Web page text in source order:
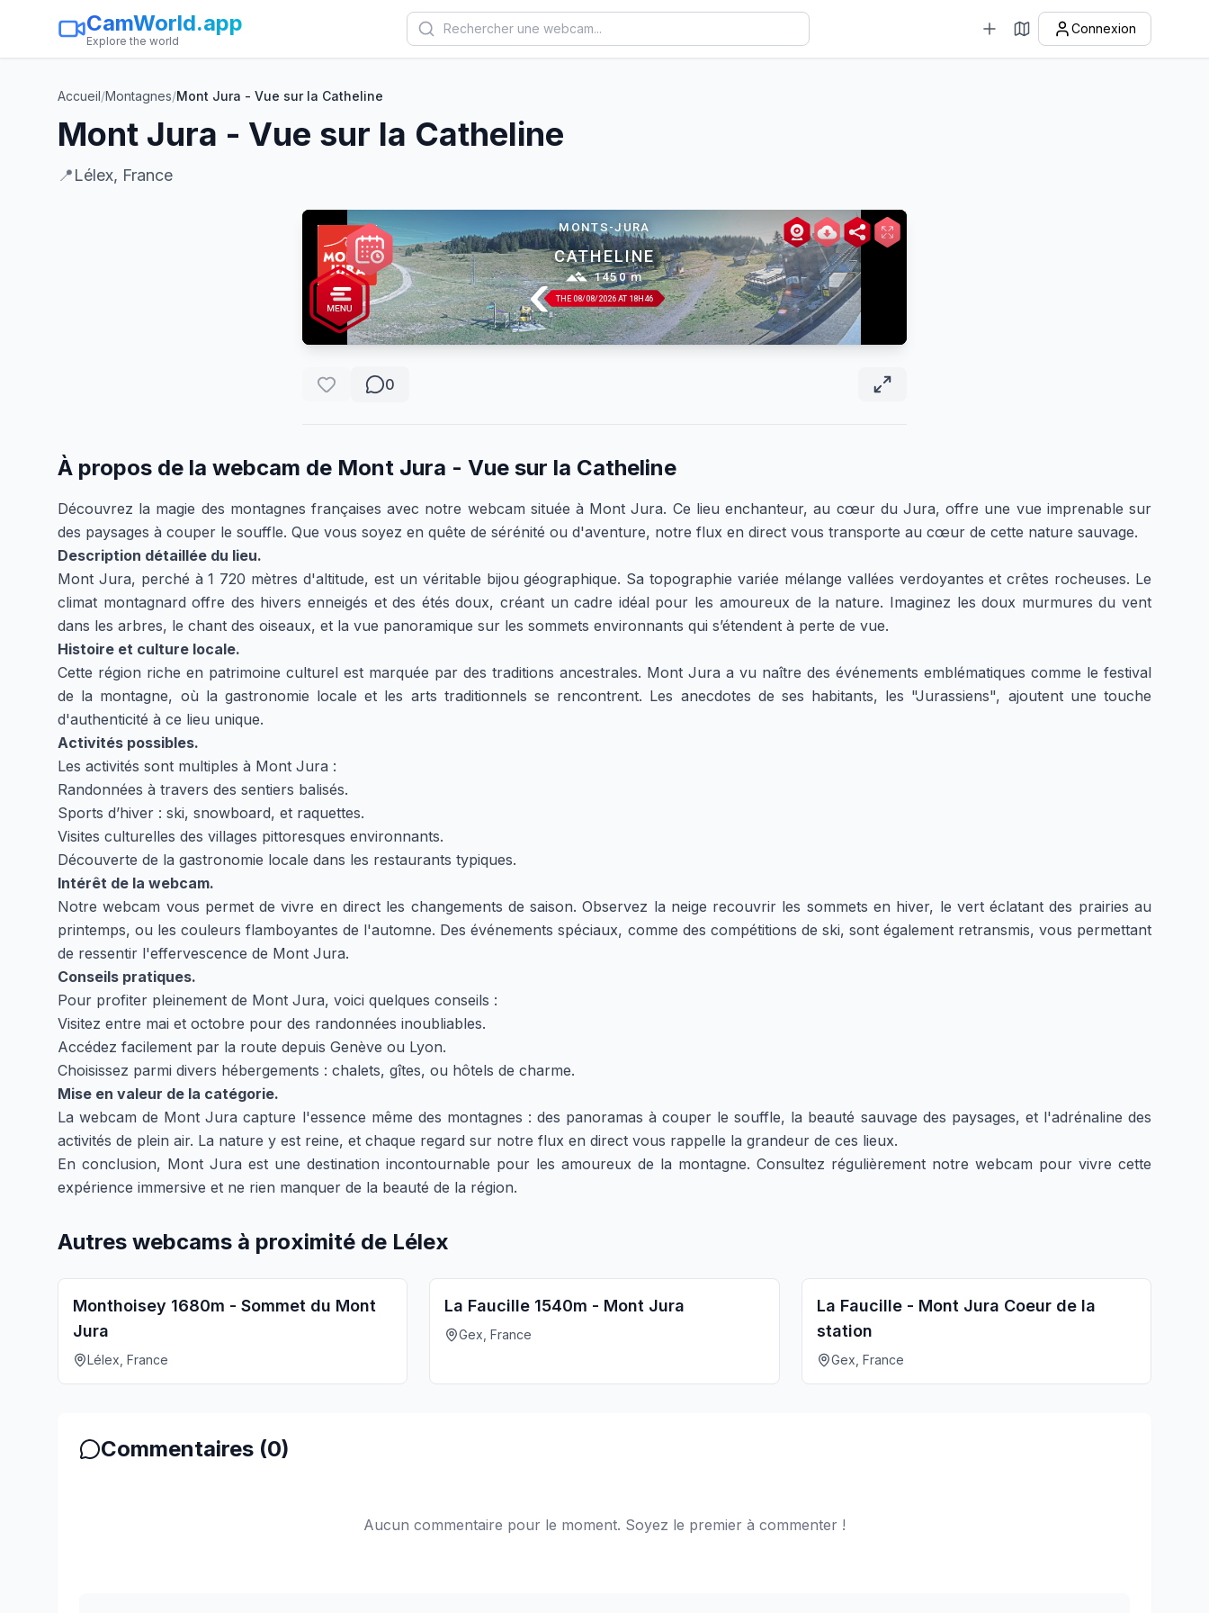
CamWorld.app
Explore the world
Connexion
Accueil/Montagnes/Mont Jura - Vue sur la Catheline
Mont Jura - Vue sur la Catheline
📍Lélex, France
0
À propos de la webcam de Mont Jura - Vue sur la Catheline
Découvrez la magie des montagnes françaises avec notre webcam située à Mont Jura. Ce lieu enchanteur, au cœur du Jura, offre une vue imprenable sur
des paysages à couper le souffle. Que vous soyez en quête de sérénité ou d'aventure, notre flux en direct vous transporte au cœur de cette nature sauvage.
Description détaillée du lieu.
Mont Jura, perché à 1 720 mètres d'altitude, est un véritable bijou géographique. Sa topographie variée mélange vallées verdoyantes et crêtes rocheuses. Le
climat montagnard offre des hivers enneigés et des étés doux, créant un cadre idéal pour les amoureux de la nature. Imaginez les doux murmures du vent
dans les arbres, le chant des oiseaux, et la vue panoramique sur les sommets environnants qui s’étendent à perte de vue.
Histoire et culture locale.
Cette région riche en patrimoine culturel est marquée par des traditions ancestrales. Mont Jura a vu naître des événements emblématiques comme le festival
de la montagne, où la gastronomie locale et les arts traditionnels se rencontrent. Les anecdotes de ses habitants, les "Jurassiens", ajoutent une touche
d'authenticité à ce lieu unique.
Activités possibles.
Les activités sont multiples à Mont Jura :
Randonnées à travers des sentiers balisés.
Sports d’hiver : ski, snowboard, et raquettes.
Visites culturelles des villages pittoresques environnants.
Découverte de la gastronomie locale dans les restaurants typiques.
Intérêt de la webcam.
Notre webcam vous permet de vivre en direct les changements de saison. Observez la neige recouvrir les sommets en hiver, le vert éclatant des prairies au
printemps, ou les couleurs flamboyantes de l'automne. Des événements spéciaux, comme des compétitions de ski, sont également retransmis, vous permettant
de ressentir l'effervescence de Mont Jura.
Conseils pratiques.
Pour profiter pleinement de Mont Jura, voici quelques conseils :
Visitez entre mai et octobre pour des randonnées inoubliables.
Accédez facilement par la route depuis Genève ou Lyon.
Choisissez parmi divers hébergements : chalets, gîtes, ou hôtels de charme.
Mise en valeur de la catégorie.
La webcam de Mont Jura capture l'essence même des montagnes : des panoramas à couper le souffle, la beauté sauvage des paysages, et l'adrénaline des
activités de plein air. La nature y est reine, et chaque regard sur notre flux en direct vous rappelle la grandeur de ces lieux.
En conclusion, Mont Jura est une destination incontournable pour les amoureux de la montagne. Consultez régulièrement notre webcam pour vivre cette
expérience immersive et ne rien manquer de la beauté de la région.
Autres webcams à proximité de Lélex
Monthoisey 1680m - Sommet du Mont
Jura
Lélex, France
La Faucille 1540m - Mont Jura
Gex, France
La Faucille - Mont Jura Coeur de la
station
Gex, France
Commentaires (0)
Aucun commentaire pour le moment. Soyez le premier à commenter !